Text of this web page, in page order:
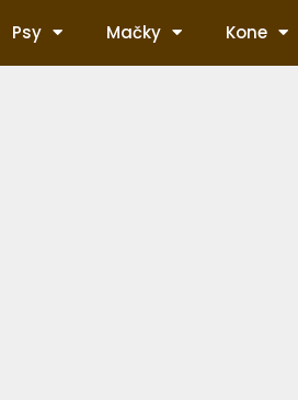
Psy Mačky Kone